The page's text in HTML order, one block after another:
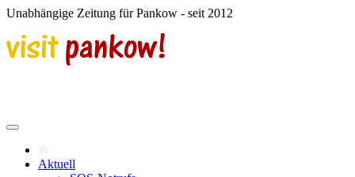
Unabhängige Zeitung für Pankow - seit 2012
Aktuell